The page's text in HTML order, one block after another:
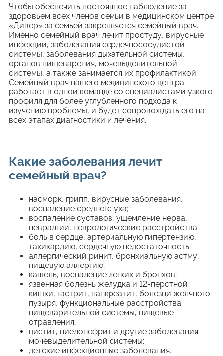
Чтобы обеспечить постоянное наблюдение за
здоровьем всех членов семьи в медицинском центре
«Дивер» за семьей закрепляется семейный врач.
Именно семейный врач лечит простуду, вирусные
инфекции, заболевания сердечнососудистой
системы, заболевания дыхательной системы,
органов пищеварения, мочевыделительной
системы, а также занимается их профилактикой.
Семейный врач нашего медицинского центра
работает в одной команде со специалистами узкого
профиля для более углубленного подхода к
изучению проблемы, и будет сопровождать его на
всех этапах диагностики и лечения.
Какие заболевания лечит
семейный врач?
насморк, грипп, вирусные заболевания,
воспаление среднего уха;
воспаление суставов, ущемление нерва,
невралгии, неврологические расстройства;
боль в сердце, артериальную гипертензию,
тахикардию, сердечную недостаточность;
аллергический ринит, бронхиальную астму,
пищевую аллергию;
кашель, воспаление легких и бронхов;
язвенная болезнь желудка и 12-перстной
кишки, гастрит, панкреатит, болезни желчного
пузыря, функциональные расстройства
пищеварительной системы, пищевые
отравления;
цистит, пиелонефрит и другие заболевания
мочевыделительной системы;
детские инфекционные заболевания.